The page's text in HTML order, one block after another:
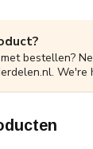
bestellen?
. We're